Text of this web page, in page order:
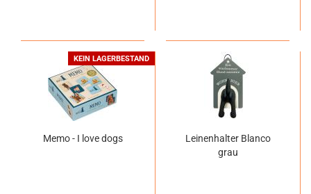
KEIN LAGERBESTAND
Memo - I love dogs
Leinenhalter Blanco
grau